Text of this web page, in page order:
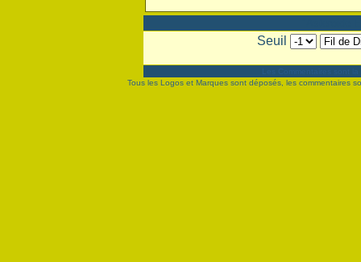
Seuil
Tous les Logos et Marques sont déposés, les commentaires